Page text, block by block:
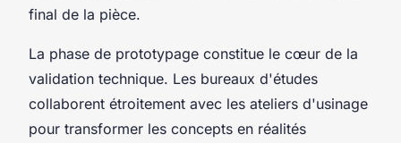
final de la pièce.
La phase de prototypage constitue le cœur de la
validation technique. Les bureaux d'études
collaborent étroitement avec les ateliers d'usinage
pour transformer les concepts en réalités